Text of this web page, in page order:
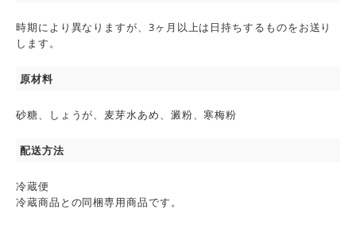
時期により異なりますが、3ヶ月以上は日持ちするものをお送り
します。
原材料
砂糖、しょうが、麦芽水あめ、澱粉、寒梅粉
配送方法
冷蔵便
冷蔵商品との同梱専用商品です。